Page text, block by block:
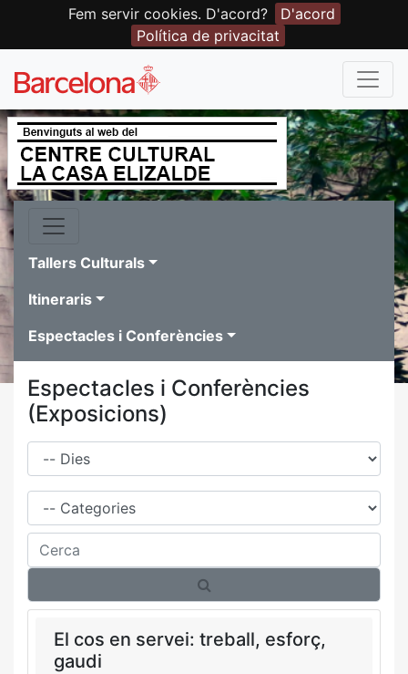
Fem servir cookies. D'acord?
D'acord
Política de privacitat
Tallers Culturals
Itineraris
Espectacles i Conferències
Espectacles i Conferències
(Exposicions)
Dies
Família
Cerca
El cos en servei: treball, esforç,
gaudi